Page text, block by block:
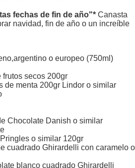
fechas de fin de año"* Canasta
navidad, fin de año o un increíble
o europeo (750ml)
frutos secos 200gr
de menta 200gr Lindor o similar
Chocolate Danish o similar
o similar 120gr
cuadrado Ghirardelli con caramelo o
blanco cuadrado Ghirardelli